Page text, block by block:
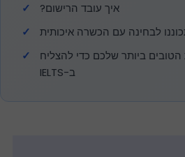
איך עובד הרישום?
לבחינה עם הכשרה איכותית
ביותר שלכם כדי להצליח